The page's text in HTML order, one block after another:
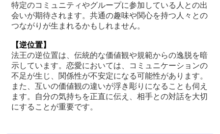
特定のコミュニティやグループに参加している人との出
会いが期待されます。共通の趣味や関心を持つ人々との
つながりが生まれるかもしれません。
【逆位置】
法王の逆位置は、伝統的な価値観や規範からの逸脱を暗
示しています。恋愛においては、コミュニケーションの
不足が生じ、関係性が不安定になる可能性があります。
また、互いの価値観の違いが浮き彫りになることも伺え
ます。自分の気持ちを正直に伝え、相手との対話を大切
にすることが重要です。